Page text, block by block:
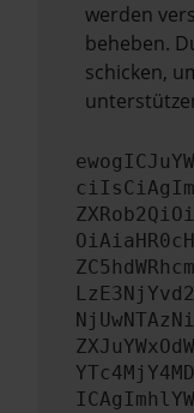
werden
beheben.
schicken,